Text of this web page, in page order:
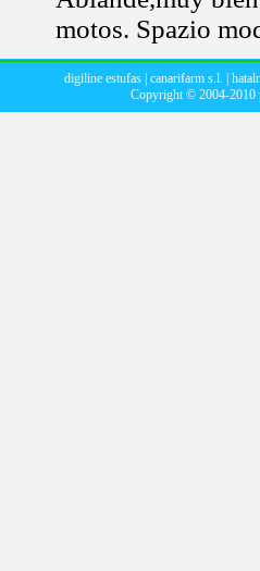
motos. Spazio
digiline estufas| canarifarm s.l.
Copyright © 2004-2010